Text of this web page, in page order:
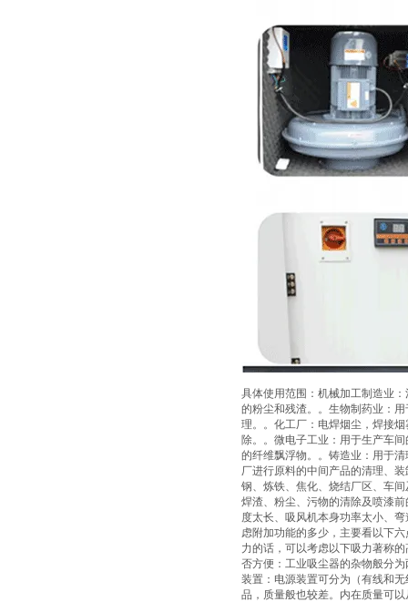
具体使用范围：机械加工制造业
的粉尘和残渣。。生物制药业：
理。。化工厂：电焊烟尘，焊接
除。。微电子工业：用于生产车
的纤维飘浮物。。铸造业：用于
厂进行原料的中间产品的清理、
钢、炼铁、焦化、烧结厂区、车
焊渣、粉尘、污物的清除及喷漆
度太长、吸风机本身功率太小、
虑附加功能的多少，主要看以下
力的话，可以考虑以下吸力著称
否方便：工业吸尘器的杂物般分
装置：电源装置可分为（有线和
品，质量般也较差。内在质量可